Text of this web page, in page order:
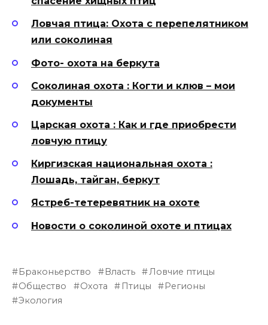
Ловчая птица: Охота с перепелятником
или соколиная
Фото- охота на беркута
Соколиная охота : Когти и клюв – мои
документы
Царская охота : Как и где приобрести
ловчую птицу
Киргизская национальная охота :
Лошадь, тайган, беркут
Ястреб-тетеревятник на охоте
Новости о соколиной охоте и птицах
Браконьерство Власть
Ловчие птицы
Общество
Охота Птицы
Регионы
Экология